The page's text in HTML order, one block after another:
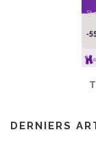
DERNIERS